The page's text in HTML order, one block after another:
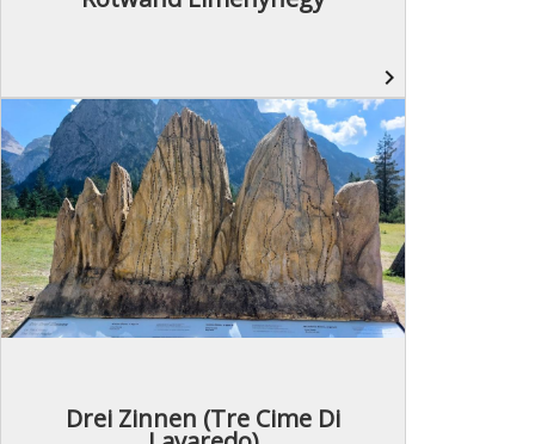
navigate_next
Drei Zinnen (Tre Cime Di